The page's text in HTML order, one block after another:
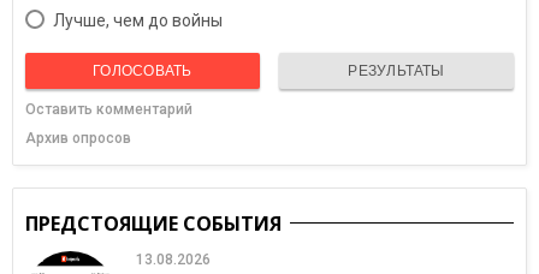
Лучше, чем до войны
ГОЛОСОВАТЬ РЕЗУЛЬТАТЫ
Оставить комментарий
Архив опросов
ПРЕДСТОЯЩИЕ СОБЫТИЯ
13.08.2026